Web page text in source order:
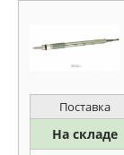
Auris
Avensis
Camry
Carina
Corolla
Поставка
На складе